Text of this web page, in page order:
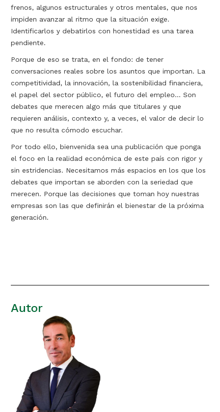
frenos, algunos estructurales y otros mentales, que nos
impiden avanzar al ritmo que la situación exige.
Identificarlos y debatirlos con honestidad es una tarea
pendiente.
Porque de eso se trata, en el fondo: de tener
conversaciones reales sobre los asuntos que importan. La
competitividad, la innovación, la sostenibilidad financiera,
el papel del sector público, el futuro del empleo... Son
debates que merecen algo más que titulares y que
requieren análisis, contexto y, a veces, el valor de decir lo
que no resulta cómodo escuchar.
Por todo ello, bienvenida sea una publicación que ponga
el foco en la realidad económica de este país con rigor y
sin estridencias. Necesitamos más espacios en los que los
debates que importan se aborden con la seriedad que
merecen. Porque las decisiones que toman hoy nuestras
empresas son las que definirán el bienestar de la próxima
generación.
Autor